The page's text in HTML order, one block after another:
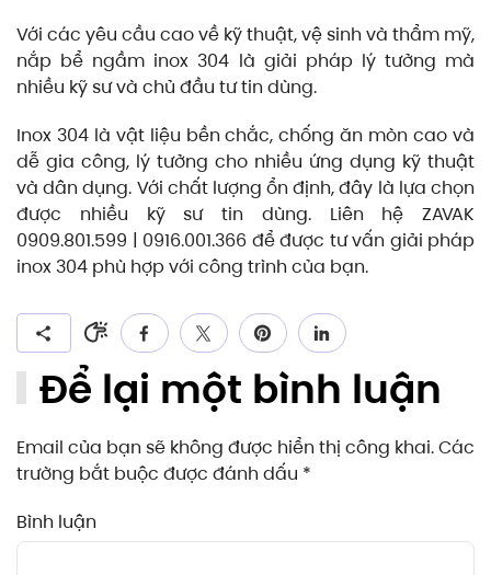
Với các yêu cầu cao về kỹ thuật, vệ sinh và thẩm mỹ,
nắp bể ngầm inox 304 là giải pháp lý tưởng mà
nhiều kỹ sư và chủ đầu tư tin dùng.
Inox 304 là vật liệu bền chắc, chống ăn mòn cao và
dễ gia công, lý tưởng cho nhiều ứng dụng kỹ thuật
và dân dụng. Với chất lượng ổn định, đây là lựa chọn
được nhiều kỹ sư tin dùng. Liên hệ ZAVAK
0909.801.599 | 0916.001.366 để được tư vấn giải pháp
inox 304 phù hợp với công trình của bạn.
Để lại một bình luận
Email của bạn sẽ không được hiển thị công khai. Các
trường bắt buộc được đánh dấu *
Bình luận